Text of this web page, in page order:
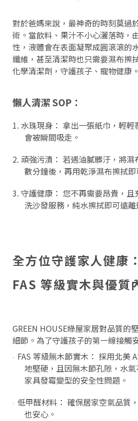
對於爸媽來說，最神奇的時刻莫過
術。當飲料、果汁不小心灑落時，
性，液體會在表面凝聚成圓滾滾的
纖維，甚至清潔時也只需要濕布擦
化學清潔劑，守護孩子、寵物健康。
懶人清潔 SOP：
1. 水珠現身： 拿出一張紙巾，輕
會被瞬間吸走。
2. 頑強污漬： 若遇油膩髒汙，將
數分鐘後，再用乾淨濕布擦拭即
3. 守護健康： 您不再需要昂貴，
洗沙發服務，純水擦拭即可遠離
全方位守護家人健康
FAS 等級實木與優質
GREEN HOUSE綠屋家居對品質的
細節。為了守護孩子的第一線接觸
· FAS 等級無木節實木： 採用北美
地堅硬，且因無木節孔隙，水
家具發霉變型的安全性問題。
· 低甲醛材料： 確保居家空氣品質
也安心。